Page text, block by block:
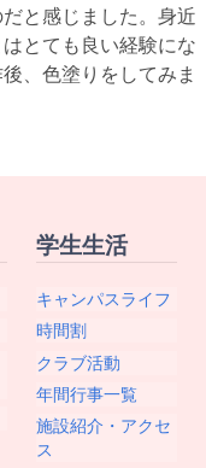
と感じました。身近
とても良い経験にな
、色塗りをしてみま
学生生活
キャンパスライフ
時間割
クラブ活動
年間行事一覧
施設紹介・アクセ
ス